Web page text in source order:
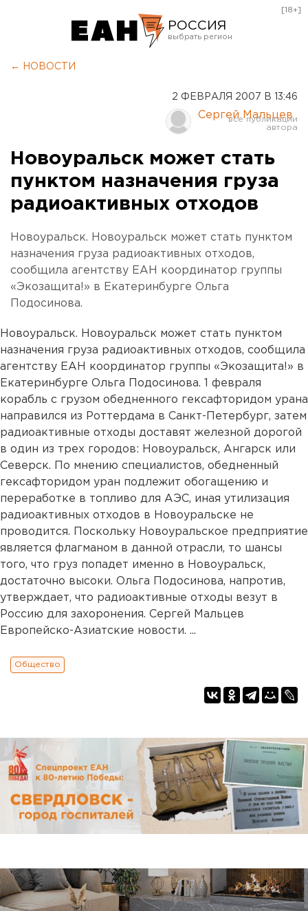
РОССИЯ
Курган
Оренбург
[18+]
← НОВОСТИ
2 ФЕВРАЛЯ 2007 В 13:46
Сергей Мальцев
Новоуральск может стать
пунктом назначения груза
радиоактивных отходов
Новоуральск. Новоуральск может стать пунктом
назначения груза радиоактивных отходов,
сообщила агентству ЕАН координатор группы
«Экозащита!» в Екатеринбурге Ольга
Подосинова.
Новоуральск. Новоуральск может стать пунктом
назначения груза радиоактивных отходов, сообщила
агентству ЕАН координатор группы «Экозащита!» в
Екатеринбурге Ольга Подосинова. 1 февраля
корабль с грузом обедненного гексафторидом урана
направился из Роттердама в Санкт-Петербург, затем
радиоактивные отходы доставят железной дорогой
в один из трех городов: Новоуральск, Ангарск или
Северск. По мнению специалистов, обедненный
гексафторидом уран подлежит обогащению и
переработке в топливо для АЭС, иная утилизация
радиоактивных отходов в Новоуральске не
проводится. Поскольку Новоуральское предприятие
является флагманом в данной отрасли, то шансы
того, что груз попадет именно в Новоуральск,
достаточно высоки. Ольга Подосинова, напротив,
утверждает, что радиоактивные отходы везут в
Россию для захоронения. Сергей Мальцев
Европейско-Азиатские новости. ...
Общество